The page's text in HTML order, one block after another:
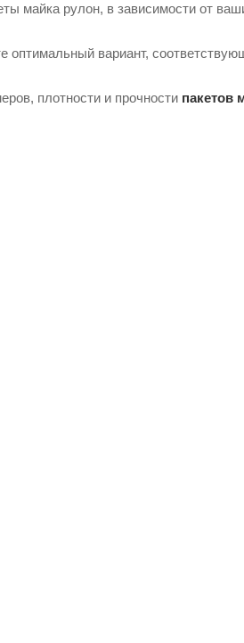
майка рулон, в зависимости от
оптимальный вариант,
плотности и прочности пакетов